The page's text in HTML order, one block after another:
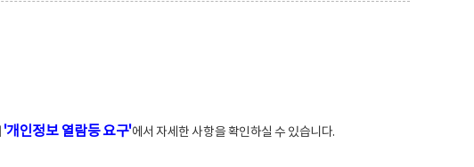
'개인정보 열람등 요구'에서 자세한 사항을 확인하실 수 있습니다.